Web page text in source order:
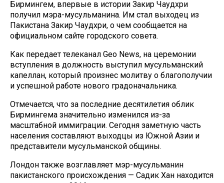
Бирмингем, впервые в истории Закир Чаудхри
получил мэра-мусульманина. Им стал выходец из
Пакистана Закир Чаудхри, о чем сообщается на
официальном сайте городского совета.
Как передает телеканал Geo News, на церемонии
вступления в должность выступил мусульманский
капеллан, который произнес молитву о благополучии
и успешной работе нового градоначальника.
Отмечается, что за последние десятилетия облик
Бирмингема значительно изменился из-за
масштабной иммиграции. Сегодня заметную часть
населения составляют выходцы из Южной Азии и
представители мусульманской общины.
Лондон также возглавляет мэр-мусульманин
пакистанского происхождения — Садик Хан находится